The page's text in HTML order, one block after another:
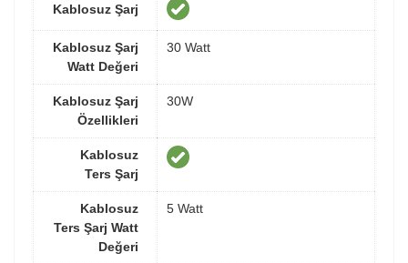
Kablosuz Şarj
Kablosuz Şarj
Watt Değeri
30 Watt
Kablosuz Şarj
Özellikleri
30W
Kablosuz
Ters Şarj
Kablosuz
Ters Şarj Watt
Değeri
5 Watt